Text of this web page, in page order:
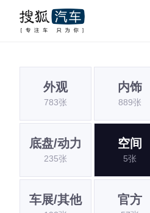
外观
783张
内饰
889张
底盘/动力
235张
空间
5张
车展/其他 官方